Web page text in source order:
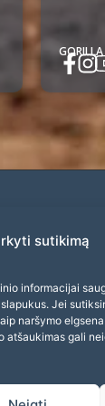
sutikimą
informacijai
Jei
naršymo
atšaukimas gali